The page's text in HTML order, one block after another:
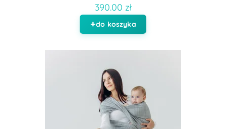
390.00 zł
do koszyka